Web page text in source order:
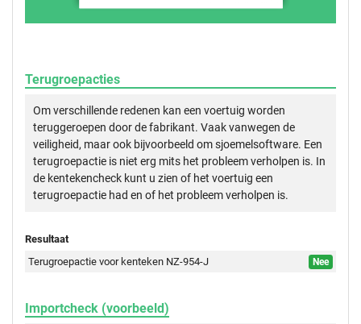
Terugroepacties
Om verschillende redenen kan een voertuig worden
teruggeroepen door de fabrikant. Vaak vanwegen de
veiligheid, maar ook bijvoorbeeld om sjoemelsoftware. Een
terugroepactie is niet erg mits het probleem verholpen is. In
de kentekencheck kunt u zien of het voertuig een
terugroepactie had en of het probleem verholpen is.
Resultaat
Terugroepactie voor kenteken NZ-954-J
Nee
Importcheck (voorbeeld)